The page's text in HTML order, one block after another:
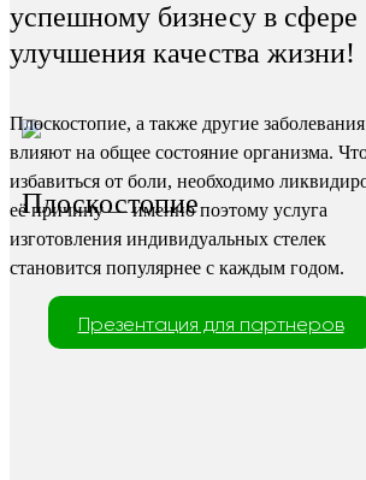
Плоскостопие
успешному бизнесу в сфере
улучшения качества жизни!
Плоскостопие, а также другие
влияют на общее состояние организма.
избавиться от боли, необходимо
её причину — именно поэтому услуга
изготовления индивидуальных стелек
становится популярнее с каждым годом.
Презентация для партнеров